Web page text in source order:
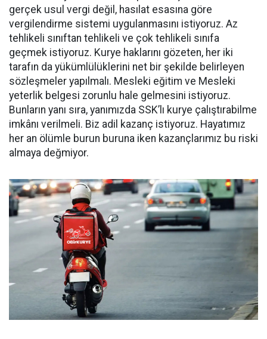
gerçek usul vergi değil, hasılat esasına göre
vergilendirme sistemi uygulanmasını istiyoruz. Az
tehlikeli sınıftan tehlikeli ve çok tehlikeli sınıfa
geçmek istiyoruz. Kurye haklarını gözeten, her iki
tarafın da yükümlülüklerini net bir şekilde belirleyen
sözleşmeler yapılmalı. Mesleki eğitim ve Mesleki
yeterlik belgesi zorunlu hale gelmesini istiyoruz.
Bunların yanı sıra, yanımızda SSK’lı kurye çalıştırabilme
imkânı verilmeli. Biz adil kazanç istiyoruz. Hayatımız
her an ölümle burun buruna iken kazançlarımız bu riski
almaya değmiyor.